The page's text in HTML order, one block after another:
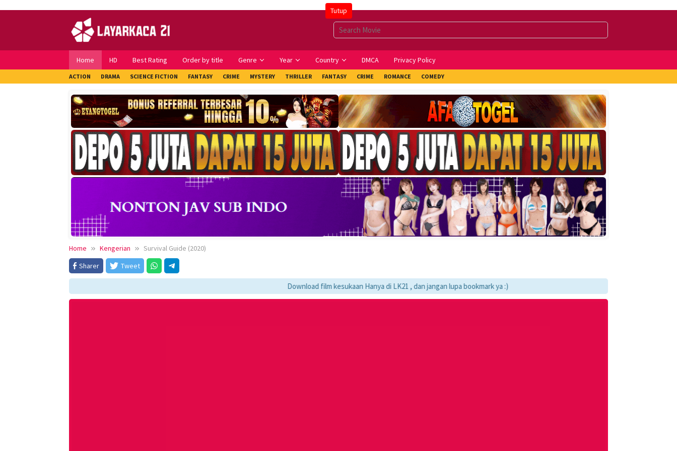
Tutup
Home HD Best Rating Order by title Genre Year Country DMCA Privacy Policy
ACTION DRAMA SCIENCE FICTION FANTASY CRIME MYSTERY THRILLER FANTASY CRIME ROMANCE COMEDY
Home Kengerian
Survival Guide (2020)
Sharer
Tweet
Download film kesukaan Hanya di LK21 , dan jangan lupa bookmark ya :)